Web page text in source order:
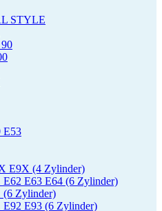
STYLE
E53
E9X (4 Zylinder)
E63 E64 (6 Zylinder)
(6 Zylinder)
E93 (6 Zylinder)